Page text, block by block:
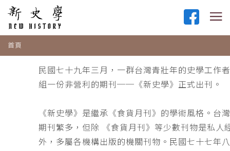
首頁
民國七十九年三月，一群台灣青壯年的史學工作
組一份非營利的期刊──《新史學》正式出刊。
《新史學》是繼承《食貨月刊》的學術風格。台
期刊繁多，但除 《食貨月刊》等少數刊物是私人
外，多屬各機構出版的機關刊物。民國七十七年